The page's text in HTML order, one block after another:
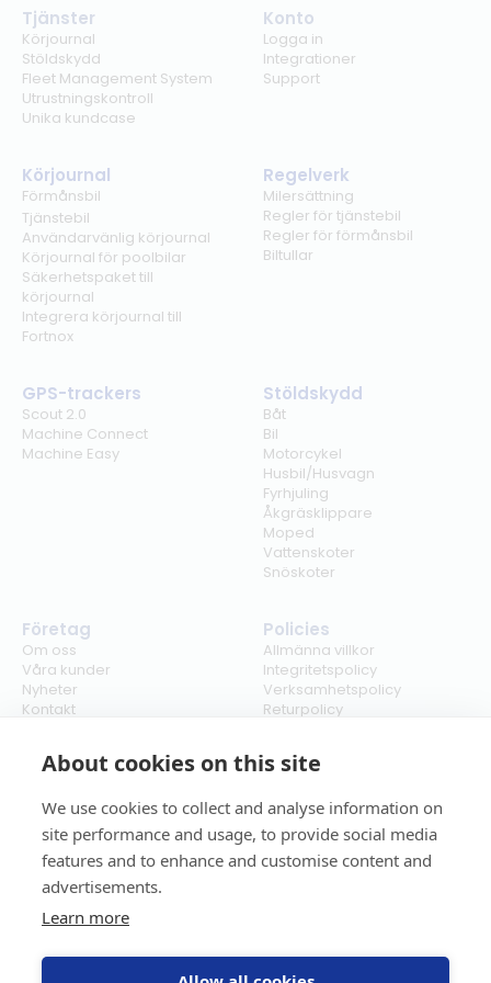
About cookies on this site
We use cookies to collect and analyse information on
site performance and usage, to provide social media
features and to enhance and customise content and
advertisements.
Learn more
Tjänster
Körjournal
Stöldskydd
Fleet Management System
Utrustningskontroll
Unika kundcase
Konto
Logga in
Integrationer
Support
Körjournal
Förmånsbil
Tjänstebil
Användarvänlig körjournal
Körjournal för poolbilar
Säkerhetspaket till
körjournal
Integrera körjournal till
Fortnox
Regelverk
Milersättning
Regler för tjänstebil
Regler för förmånsbil
Biltullar
GPS-trackers
Scout 2.0
Machine Connect
Machine Easy
Stöldskydd
Båt
Bil
Motorcykel
Husbil/Husvagn
Fyrhjuling
Åkgräsklippare
Moped
Vattenskoter
Snöskoter
Företag
Om oss
Våra kunder
Nyheter
Kontakt
Policies
Allmänna villkor
Integritetspolicy
Verksamhetspolicy
Returpolicy
Cookies